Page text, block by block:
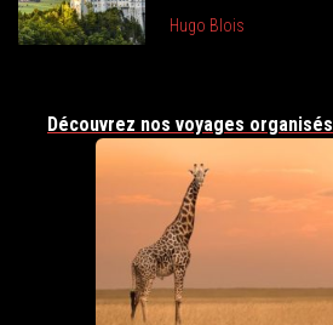
Hugo Blois
Découvrez nos voyages organisés